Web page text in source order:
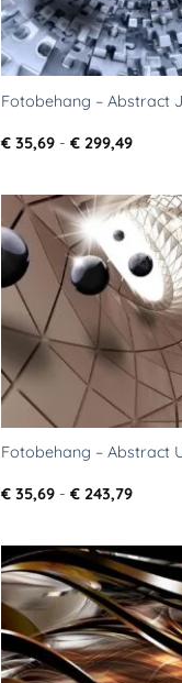
Fotobehang – Abstract
€ 35,69 - € 299,49
Fotobehang – Abstract
€ 35,69 - € 243,79